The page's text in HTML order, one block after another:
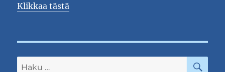
Klikkaa tästä
Etsi: